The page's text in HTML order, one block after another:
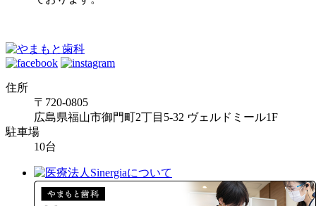
住所
〒720-0805
広島県福山市御門町2丁目5-32 ヴェルドミール1F
駐車場
10台